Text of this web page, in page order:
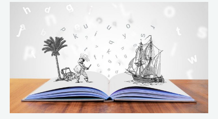
Comment
utiliser
storytelling?